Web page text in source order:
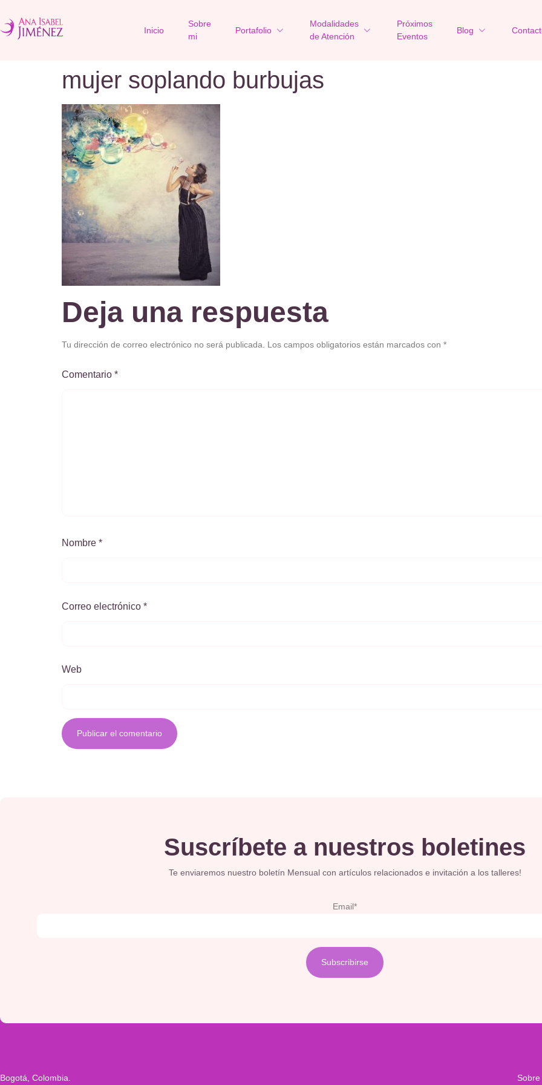
Inicio
Sobre
mi
Portafolio
Modalidades
de Atención
Próximos
Eventos
Blog
mujer soplando burbujas
Deja una respuesta
Tu dirección de correo electrónico no será publicada. Los campos obligatorios están marcados con *
Comentario *
Nombre *
Correo electrónico *
Web
Suscríbete a nuestros boletines
Te enviaremos nuestro boletín Mensual con artículos relacionados e invitación a los talleres!
Email*
Bogotá, Colombia. Sobre